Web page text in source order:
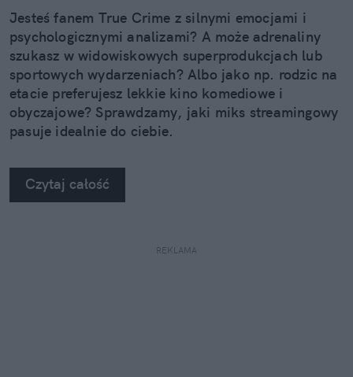
Jesteś fanem True Crime z silnymi emocjami i
psychologicznymi analizami? A może adrenaliny
szukasz w widowiskowych superprodukcjach lub
sportowych wydarzeniach? Albo jako np. rodzic na
etacie preferujesz lekkie kino komediowe i
obyczajowe? Sprawdzamy, jaki miks streamingowy
pasuje idealnie do ciebie.
Czytaj całość
REKLAMA